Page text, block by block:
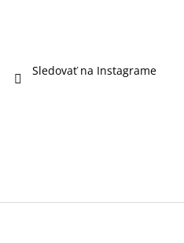
Sledovať na Instagrame